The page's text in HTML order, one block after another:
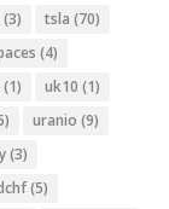
(3) tsla (70)
(4)
(1) uk10 (1)
uranio (9)
(3)
(5)